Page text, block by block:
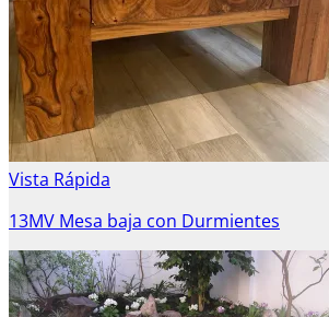
Vista Rápida
13MV Mesa baja con Durmientes